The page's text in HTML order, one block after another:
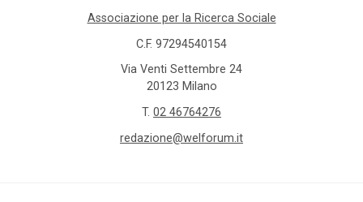
Associazione per la Ricerca Sociale
C.F. 97294540154
Via Venti Settembre 24
20123 Milano
T. 02 46764276
redazione@welforum.it